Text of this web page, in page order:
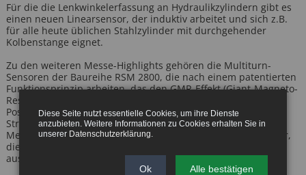
Für die die Lenkwinkelerfassung an Hydraulikzylindern gibt es
einen neuen Linearsensor, der induktiv arbeitet und sich z.B.
für alle heute üblichen Stahlzylinder mit durchgehender
Kolbenstange eignet.
Zu den weiteren Messe-Highlights gehören die Multiturn-
Sensoren der Baureihe RSM 2800, die nach einem patentierten
Funktionsprinzip arbeiten, das den GMR-Effekt (Giant-Magneto-
Resistance) nutzt. Dieses Messverfahren liefert absolute
Positionswerte, benötigt kein Getriebe, keine externe
Stromversorgung und keinerlei Referenzsignale. Der
Messbereich ist zwischen 2 und 16 Umdrehungen einstellbar,
die aktuelle Position wird als stetige, analoge Kennlinie
ausgegeben.
Diese Seite nutzt essentielle Cookies, um ihre Dienste
anzubieten. Weitere Informationen zu Cookies erhalten Sie in
unserer Datenschutzerklärung.
Ok Alle bestätigen